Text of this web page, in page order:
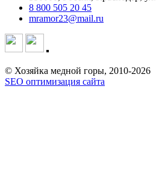
8 800 505 20 45
mramor23@mail.ru
© Хозяйка медной горы, 2010-2026
SEO оптимизация сайта